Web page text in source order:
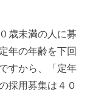
歳未満の人に募
年の年齢を下回
すから、「定年
採用募集は４０